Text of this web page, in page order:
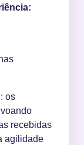
: os
recebidas
agilidade